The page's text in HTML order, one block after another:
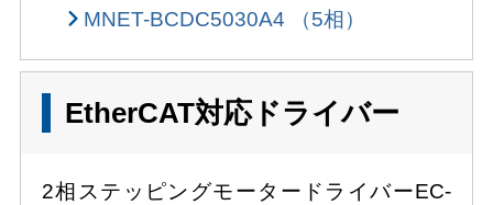
MNET-BCDC5030A4 （5相）
EtherCAT対応ドライバー
2相ステッピングモータードライバーEC-